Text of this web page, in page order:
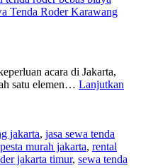
Tenda Roder Karawang
acara di Jakarta,
satu elemen… Lanjutkan
jakarta, jasa sewa tenda
murah jakarta, rental
jakarta timur, sewa tenda